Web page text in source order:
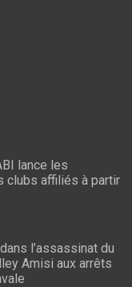
lance les
clubs affiliés à partir
l’assassinat du
Amisi aux arrêts